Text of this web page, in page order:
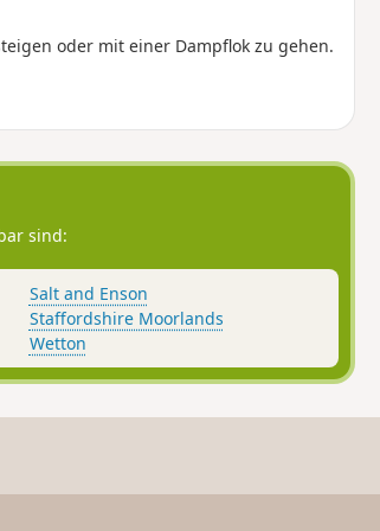
oder mit einer Dampflok zu gehen.
sind:
Salt and Enson
Staffordshire Moorlands
Wetton